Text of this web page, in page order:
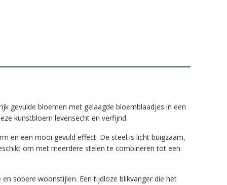
gevulde bloemen met gelaagde bloemblaadjes in een
kunstbloem levensecht en verfijnd.
en een mooi gevuld effect. De steel is licht buigzaam,
om met meerdere stelen te combineren tot een
sobere woonstijlen. Een tijdloze blikvanger die het